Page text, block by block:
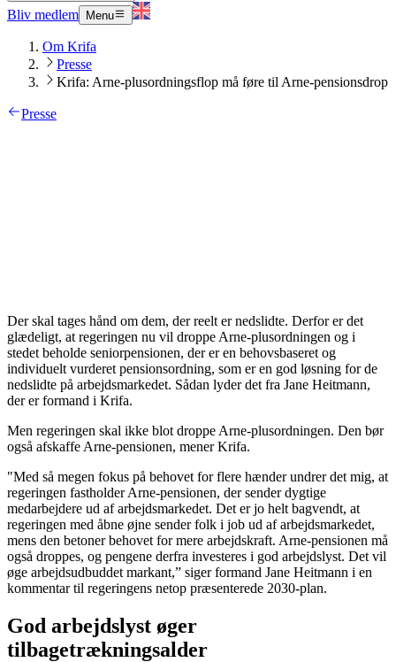
Bliv medlem
Menu
Om Krifa
Presse
Krifa: Arne-plusordningsflop må føre til Arne-pensionsdrop
Presse
Der skal tages hånd om dem, der reelt er nedslidte. Derfor er det
glædeligt, at regeringen nu vil droppe Arne-plusordningen og i
stedet beholde seniorpensionen, der er en behovsbaseret og
individuelt vurderet pensionsordning, som er en god løsning for de
nedslidte på arbejdsmarkedet. Sådan lyder det fra Jane Heitmann,
der er formand i Krifa.
Men regeringen skal ikke blot droppe Arne-plusordningen. Den bør
også afskaffe Arne-pensionen, mener Krifa.
"Med så megen fokus på behovet for flere hænder undrer det mig, at
regeringen fastholder Arne-pensionen, der sender dygtige
medarbejdere ud af arbejdsmarkedet. Det er jo helt bagvendt, at
regeringen med åbne øjne sender folk i job ud af arbejdsmarkedet,
mens den betoner behovet for mere arbejdskraft. Arne-pensionen må
også droppes, og pengene derfra investeres i god arbejdslyst. Det vil
øge arbejdsudbuddet markant,” siger formand Jane Heitmann i en
kommentar til regeringens netop præsenterede 2030-plan.
God arbejdslyst øger
tilbagetrækningsalder